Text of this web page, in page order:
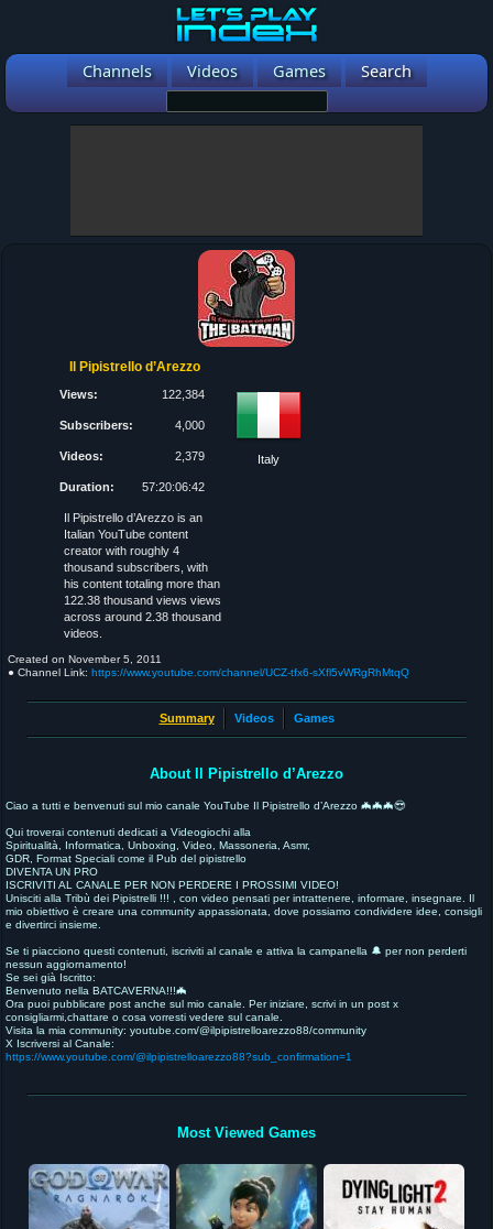
Channels Videos Games Search
Il Pipistrello d’Arezzo
Views: 122,384
Subscribers: 4,000
Videos: 2,379
Duration: 57:20:06:42
Italy
Il Pipistrello d’Arezzo is an
Italian YouTube content
creator with roughly 4
thousand subscribers, with
his content totaling more than
122.38 thousand views views
across around 2.38 thousand
videos.
Created on November 5, 2011
● Channel Link: https://www.youtube.com/channel/UCZ-tfx6-sXfl5vWRgRhMtqQ
Summary Videos Games
About Il Pipistrello d’Arezzo
Ciao a tutti e benvenuti sul mio canale YouTube Il Pipistrello d’Arezzo 🦇🦇🦇😎
Qui troverai contenuti dedicati a Videogiochi alla
Spiritualità, Informatica, Unboxing, Video, Massoneria, Asmr,
GDR, Format Speciali come il Pub del pipistrello
DIVENTA UN PRO
ISCRIVITI AL CANALE PER NON PERDERE I PROSSIMI VIDEO!
Unisciti alla Tribù dei Pipistrelli !!! , con video pensati per intrattenere, informare, insegnare. Il
mio obiettivo è creare una community appassionata, dove possiamo condividere idee, consigli
e divertirci insieme.
Se ti piacciono questi contenuti, iscriviti al canale e attiva la campanella 🔔 per non perderti
nessun aggiornamento!
Se sei già Iscritto:
Benvenuto nella BATCAVERNA!!!🦇
Ora puoi pubblicare post anche sul mio canale. Per iniziare, scrivi in un post x
consigliarmi,chattare o cosa vorresti vedere sul canale.
Visita la mia community: youtube.com/@ilpipistrelloarezzo88/community
X Iscriversi al Canale:
https://www.youtube.com/@ilpipistrelloarezzo88?sub_confirmation=1
Most Viewed Games